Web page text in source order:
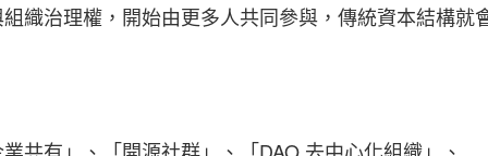
織治理權，開始由更多人共同參與，傳統資本結構就
共有」、「開源社群」、「DAO 去中心化組織」、